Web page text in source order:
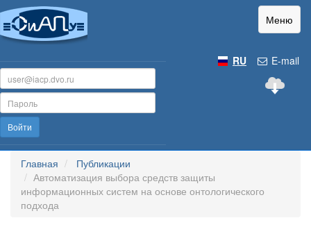
Меню
E-mail
RU
Войти
Главная
Публикации
Автоматизация выбора средств защиты
информационных систем на основе онтологического
подхода